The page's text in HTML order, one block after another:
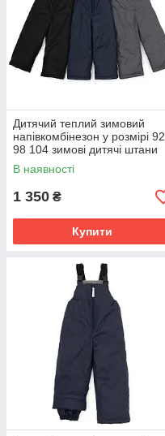
Дитячий теплий зимовий
напівкомбінезон у розмірі 92
98 104 зимові дитячі штани
В наявності
1 350 ₴
Купити